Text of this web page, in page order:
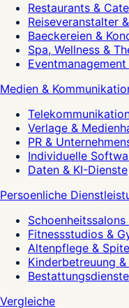
Restaurants &
Reiseveranstalter
Baeckereien &
Spa, Wellness &
Eventmanagement
Medien &
Verlage &
PR &
Individuelle
Daten & KI-Dienste
Persoenliche
Fitnessstudios &
Altenpflege &
Kinderbetreuung
Vergleiche